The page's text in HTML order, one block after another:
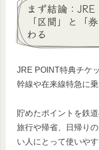
まず結論：
「区間」と「
わる
JRE POINT特典チケ
幹線や在来線特急に
貯めたポイントを鉄
旅行や帰省、日帰り
い人にとって使いや